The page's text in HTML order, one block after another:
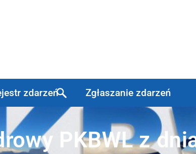
zdarzeń Zgłaszanie zdarzeń
PKBWL z